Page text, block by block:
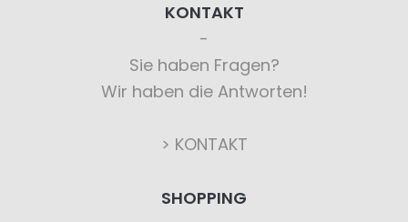
KONTAKT
Sie haben Fragen?
Wir haben die Antworten!
> KONTAKT
SHOPPING